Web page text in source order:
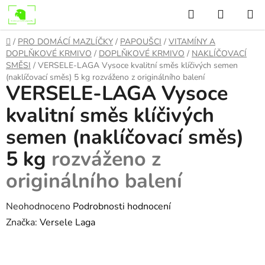
Přejít
na
obsah
Hledat
KOŠÍK
Domů
/ PRO DOMÁCÍ MAZLÍČKY / PAPOUŠCI / VITAMÍNY A
DOPLŇKOVÉ KRMIVO / DOPLŇKOVÉ KRMIVO / NAKLÍČOVACÍ
SMĚSI / VERSELE-LAGA Vysoce kvalitní směs klíčivých semen
(naklíčovací směs) 5 kg rozváženo z originálního balení
VERSELE-LAGA Vysoce
kvalitní směs klíčivých
semen (naklíčovací směs)
5 kg rozváženo z
originálního balení
Průměrné
hodnocení
Neohodnoceno Podrobnosti hodnocení
Značka: Versele Laga